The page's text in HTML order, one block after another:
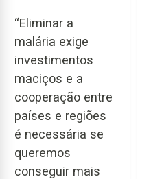
“Eliminar a
malária exige
investimentos
maciços e a
cooperação entre
países e regiões
é necessária se
queremos
conseguir mais